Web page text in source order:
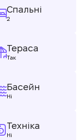
Спальні
2
Тераса
Так
Басейн
Ні
Техніка
Ні